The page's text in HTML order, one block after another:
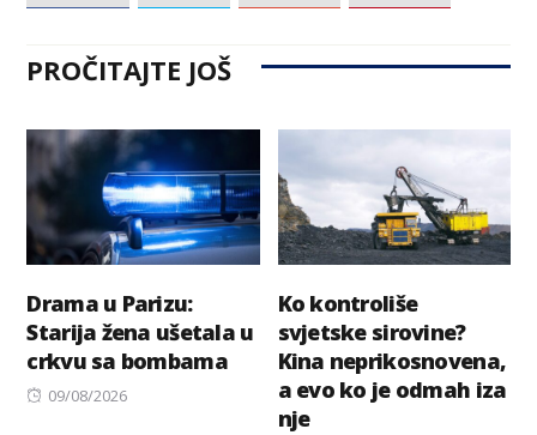
PROČITAJTE JOŠ
Drama u Parizu:
Starija žena ušetala u
crkvu sa bombama
Posted
09/08/2026
Ko kontroliše
svjetske sirovine?
Kina neprikosnovena,
a evo ko je odmah iza
nje